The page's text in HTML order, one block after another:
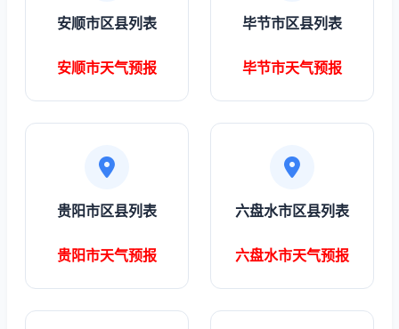
安顺市区县列表
安顺市天气预报
毕节市区县列表
毕节市天气预报
贵阳市区县列表
贵阳市天气预报
六盘水市区县列表
六盘水市天气预报